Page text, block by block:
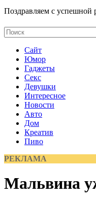
Поздравляем с успешной
Сайт
Юмор
Гаджеты
Секс
Девушки
Интересное
Новости
Авто
Дом
Креатив
Пиво
РЕКЛАМА
Мальвина